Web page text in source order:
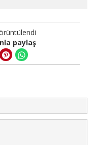
paylaş